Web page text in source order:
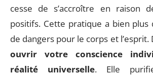
cesse de s’accroître en raison
positifs. Cette pratique a bien plus
de dangers pour le corps et l’esprit.
ouvrir votre conscience
réalité universelle. Elle